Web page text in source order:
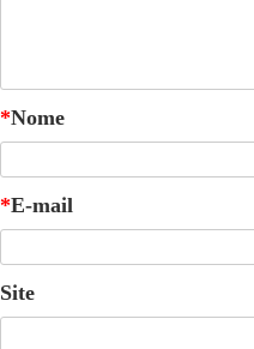
Nome
*
E-mail
*
Site